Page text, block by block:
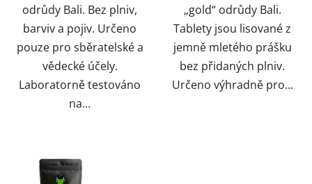
odrůdy Bali. Bez plniv,
barviv a pojiv. Určeno
pouze pro sběratelské a
vědecké účely.
Laboratorně testováno
na...
„gold“ odrůdy Bali.
Tablety jsou lisované z
jemně mletého prášku
bez přidaných plniv.
Určeno výhradně pro...